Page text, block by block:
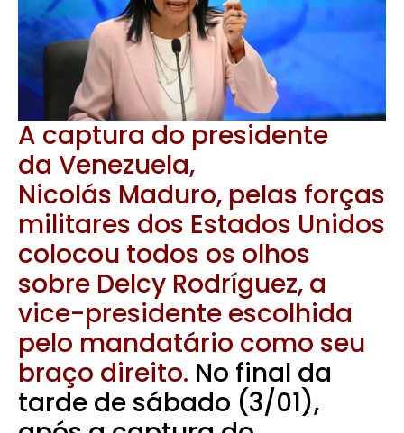
A captura do presidente
da Venezuela,
Nicolás Maduro, pelas forças
militares dos Estados Unidos
colocou todos os olhos
sobre Delcy Rodríguez, a
vice-presidente escolhida
pelo mandatário como seu
braço direito. No final da
tarde de sábado (3/01),